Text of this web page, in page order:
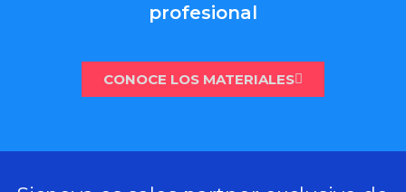
profesional
CONOCE LOS MATERIALES